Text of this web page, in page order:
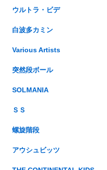
ウルトラ・ビデ
白波多カミン
Various Artists
突然段ボール
SOLMANIA
ＳＳ
螺旋階段
アウシュビッツ